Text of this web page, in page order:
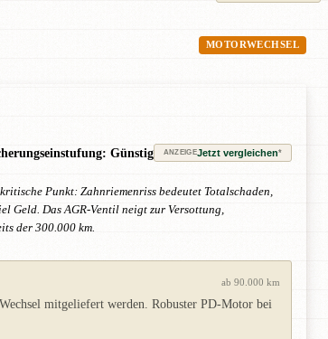
MOTORWECHSEL
Günstig ANZEIGEJetzt vergleichen*
Punkt: Zahnriemenriss bedeutet Totalschaden,
Geld. Das AGR-Ventil neigt zur Versottung,
der 300.000 km.
ab 90.000 km
mitgeliefert werden. Robuster PD-Motor bei